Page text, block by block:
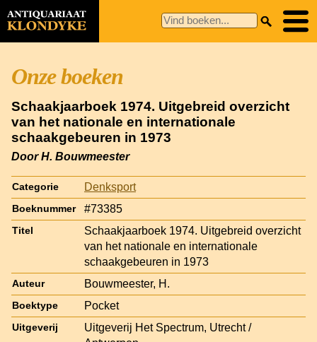
Onze boeken
Schaakjaarboek 1974. Uitgebreid overzicht
van het nationale en internationale
schaakgebeuren in 1973
Door H. Bouwmeester
Categorie Denksport
Boeknummer #73385
Titel
Schaakjaarboek 1974. Uitgebreid overzicht
van het nationale en internationale
schaakgebeuren in 1973
Auteur Bouwmeester, H.
Boektype Pocket
Uitgeverij
Uitgeverij Het Spectrum, Utrecht /